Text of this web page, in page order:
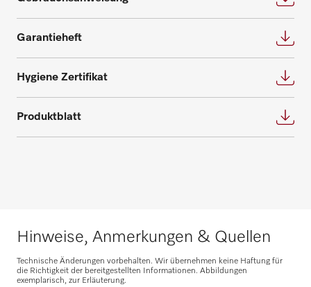
Ersatzteile anfragen
Garantieheft
Hygiene Zertifikat
Produktblatt
Hinweise, Anmerkungen & Quellen
Technische Änderungen vorbehalten. Wir übernehmen keine Haftung für
die Richtigkeit der bereitgestellten Informationen. Abbildungen
exemplarisch, zur Erläuterung.